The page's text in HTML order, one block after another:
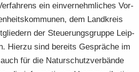
ein ein­ver­nehm­li­ches Vor­
dem Land­kreis
der Steue­rungs­grup­pe Leip­
Hier­zu sind be­reits Ge­sprä­che im
für die Na­tur­schutz­ver­bän­de